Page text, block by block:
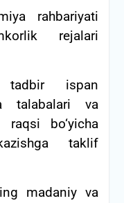
rahbariyati
rejalari
tadbir ispan
talabalari va
raqsi bo‘yicha
taklif
madaniy va